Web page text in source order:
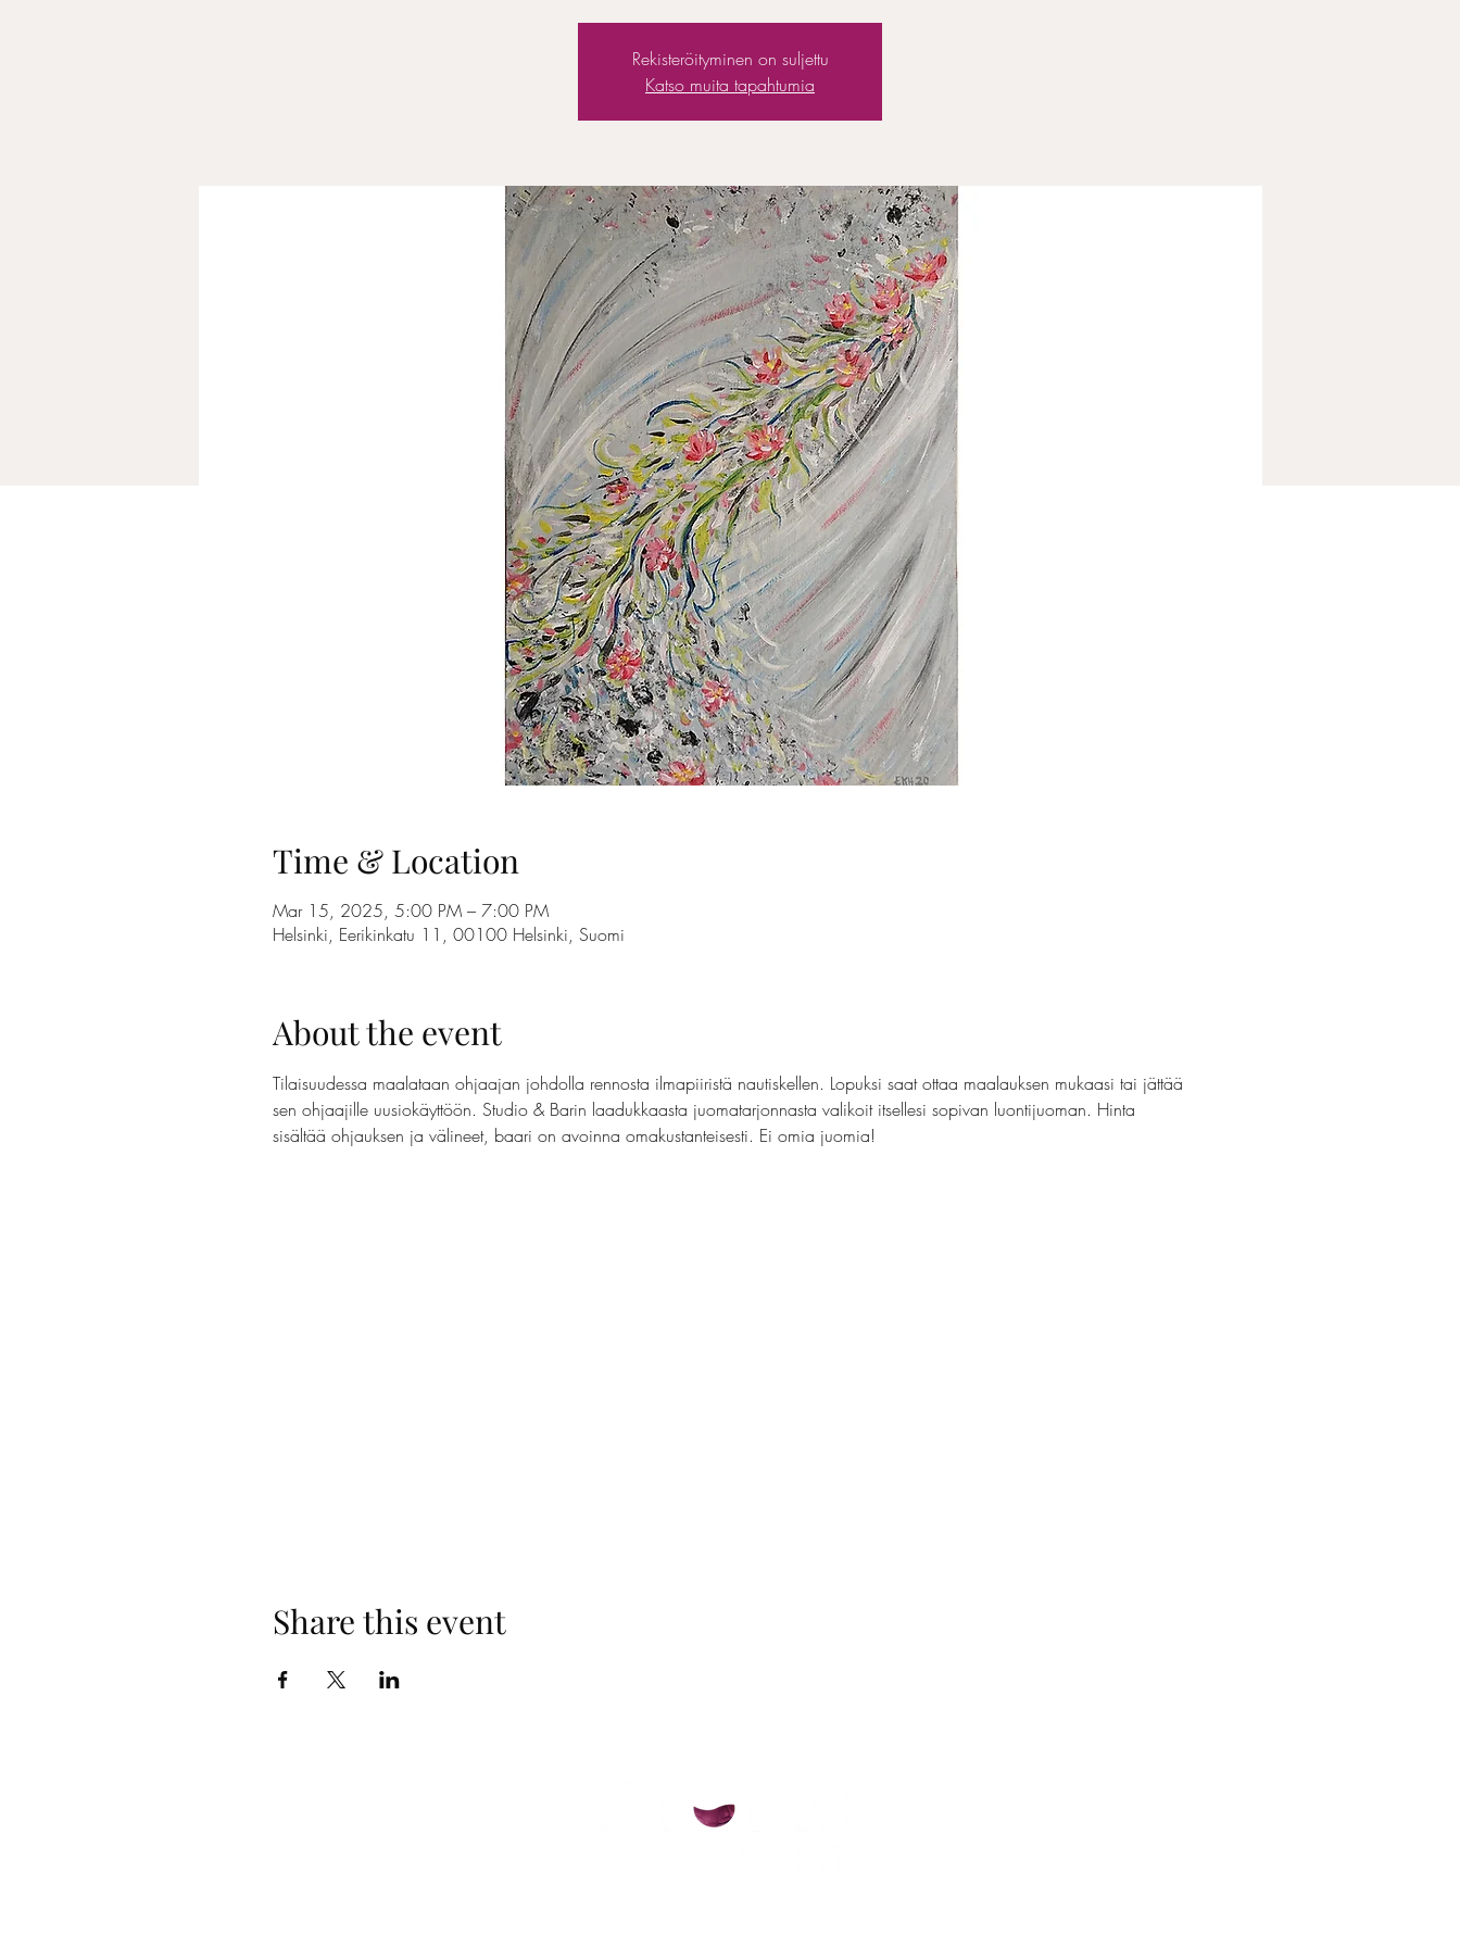
Rekisteröityminen on suljettu
Katso muita tapahtumia
Time & Location
Mar 15, 2025, 5:00 PM – 7:00 PM
Helsinki, Eerikinkatu 11, 00100 Helsinki, Suomi
About the event
Tilaisuudessa maalataan ohjaajan johdolla rennosta ilmapiiristä nautiskellen. Lopuksi saat ottaa maalauksen mukaasi tai jättää
sen ohjaajille uusiokäyttöön. Studio & Barin laadukkaasta juomatarjonnasta valikoit itsellesi sopivan luontijuoman. Hinta
sisältää ohjauksen ja välineet, baari on avoinna omakustanteisesti. Ei omia juomia!
Share this event